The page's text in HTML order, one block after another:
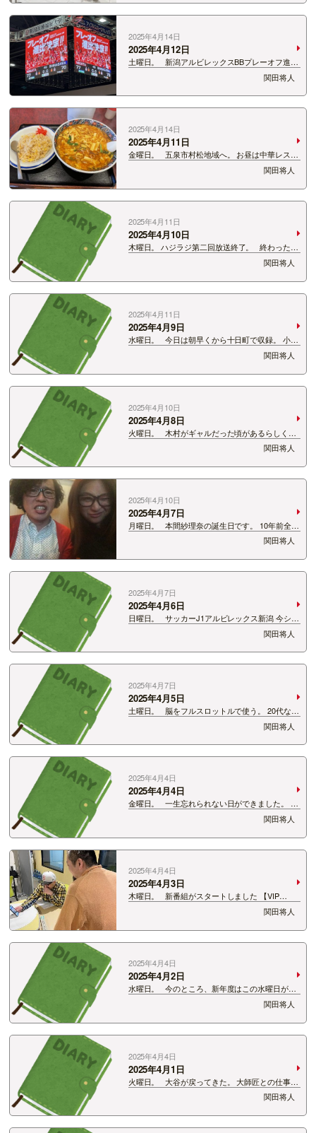
ご来場ありがとうございました！ スタッフの皆さ
んもお疲…
2025年4月14日
2025年4月12日
土曜日。 新潟アルビレックスBBプレーオフ進出
決定！！！ 五十嵐圭選手も「通過点」と言ってい
ました。 目標はB2昇格！ できる！できる
よ！！！
関田将人
2025年4月14日
2025年4月11日
金曜日。 五泉市村松地域へ。 お昼は中華レスト
ラン上海。 上海特製ラーメンとチャーハンの
セット。 これで1,250円。 満腹！うまうま！最
高！！！
関田将人
2025年4月11日
2025年4月10日
木曜日。 ハジラジ第二回放送終了。 終わった後
の反省会が楽しい。 というかこういうの大事ね。
40越えたおっさんたちが本気であーでもないこー
でもないって話し合う。 いいことも悪いことも
出し合う…
関田将人
2025年4月11日
2025年4月9日
水曜日。 今日は朝早くから十日町で収録。 小千
谷から十日町に入ったのですが、 田んぼには雪が
しっかり積もっていてびっくり。 同じ新潟でもこ
れだけ違うんだから面白い。 リスナーさんから
「地元の今…
関田将人
2025年4月10日
2025年4月8日
火曜日。 木村がギャルだった頃があるらしくそ
の時の写真を見せてもらった。 すごいギャルだっ
た。 こんなにギャルの残り香が今はない人がい
るなんて。 すごすぎる。
関田将人
2025年4月10日
2025年4月7日
月曜日。 本間紗理奈の誕生日です。 10年前全く
仲良くない頃に撮った写真をアップしてお祝いの
関田将人
2025年4月7日
2025年4月6日
日曜日。 サッカーJ1アルビレックス新潟 今シー
ズンリーグ戦初勝利！ 期待しかない樹森アルビ。
勝ててはなかったけど、僕は今シーズンずっと
期待して見てました。 何かきっかけ一つで変わり
そうとい…
関田将人
2025年4月7日
2025年4月5日
土曜日。 脳をフルスロットルで使う。 20代なら
疲れを感じていなかったかも。 めちゃくちゃ疲れ
た。 もっと20代に脳を使っておけよ！ くぅー！
関田将人
2025年4月4日
2025年4月4日
金曜日。 一生忘れられない日ができました。 嬉
しさとかじゃなく悔しさで。 中学校2年生の時。
僕がお笑い芸人を目指すきっかけがくれたあの日
と同じ。 何年後にこの悔しさが実る日が来るの
か分かりま…
関田将人
2025年4月4日
2025年4月3日
木曜日。 新番組がスタートしました 【VIP
GROUP Presents ハジラジ！ -恥をかいて 始まる
ハジける RADIO-】 打ち合わせ中から楽しい
僕が一番年下。 末…
関田将人
2025年4月4日
2025年4月2日
水曜日。 今のところ、新年度はこの水曜日が僕
の定休日。 なので水曜日の過ごし方がめっちゃ大
事になるんです。 という意味で今日はいい過ごし
方したなぁ。 次の仕事の準備をしつつ、録画し
たテレビを見…
関田将人
2025年4月4日
2025年4月1日
火曜日。 大谷が戻ってきた。 大師匠との仕事を
経てNスポに。 僕が彼に強く依存していたのがよ
ーく分かりました。 強依存。 哲也なしではいら
れない人間になってしまった。 あの笑い声を求め
て。 &…
関田将人